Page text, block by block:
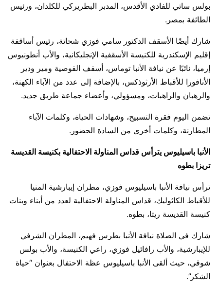
بولس ساتي للفادي الأقدس، المدبر البطريركي للكلدان، ورئيس
الطائفة بمصر.
شارك أيضًا الأسقف الدكتور سامي فوزي شحاتة، رئيس أساقفة
إقليم الإسكندرية للكنيسة الأسقفية الإنجليكانية، والأب أنطونيوس
إرميا، نائبًا عن نيافة الأنبا توماس، أسقف القوصية ومير ودير
الأنافورا للأقباط الأرثوذكس، بالإضافة إلى عدد من الآباء الكهنة،
والرهبان والراهبات، ومسؤولي، وأعضاء جماعة طريق جديد.
تضمن اليوم فقرة التسبيح، وشهادات الحياة، وكلمات الآباء
المطارنة، وكلمات أخرى من السادة الحضور.
الأنبا باسيليوس يترأس قداس المناولة الاحتفالية بكنيسة القديسة
تريزا بطوه
ترأس نيافة الأنبا باسيليوس فوزي، مطران إيبارشية المنيا
للأقباط الكاثوليك، قداس المناولة الاحتفالية لعدد من أبناء وبنات
كنيسة القديسة ريتا، بطوه.
شارك في الصلاة نيافة الأنبا بطرس فهيم، المطران الشرفي
للإيبارشية، والأب رافائيل فوزي، راعي الكنيسة، والأب بولس
شوقي، حيث ألقى الأنبا باسيليوس عظة الاحتفال بعنوان “حياة
الشكر”.